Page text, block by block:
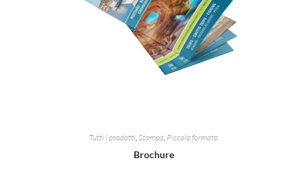
Tutti i prodotti,Stampa, Piccolo formato
Brochure